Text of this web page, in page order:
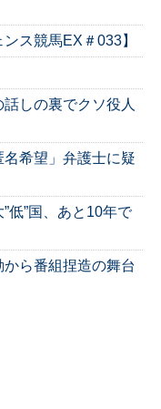
ス競馬EX＃033】
しの裏でクソ役人
希望」弁護士に疑
低”国、あと10年で
ら番組捏造の舞台